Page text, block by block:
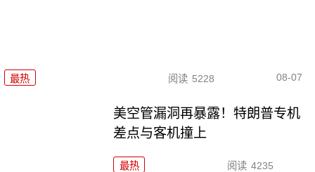
最热 阅读 5228 08-07
美空管漏洞再暴露！特朗普专机
差点与客机撞上
最热 阅读 4235